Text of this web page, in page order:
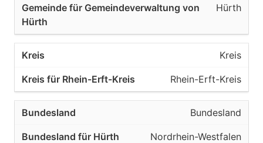
Hürth
Kreis
Rhein-Erft-Kreis
Bundesland
Nordrhein-Westfalen